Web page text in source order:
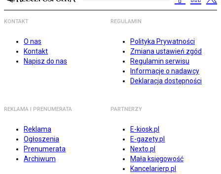
KONTAKT
O nas
Kontakt
Napisz do nas
REGULAMIN
Polityka Prywatności
Zmiana ustawień zgód
Regulamin serwisu
Informacje o nadawcy
Deklaracja dostępności
REKLAMA I PRENUMERATA
Reklama
Ogłoszenia
Prenumerata
Archiwum
PARTNERZY
E-kiosk.pl
E-gazety.pl
Nexto.pl
Mała księgowość
Kancelarierp.pl